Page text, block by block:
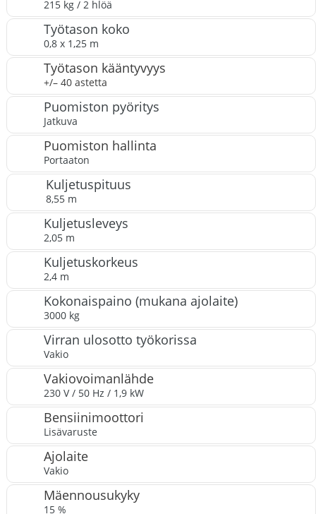
215 kg / 2 hlöä
Työtason koko
0,8 x 1,25 m
Työtason kääntyvyys
+/– 40 astetta
Puomiston pyöritys
Jatkuva
Puomiston hallinta
Portaaton
Kuljetuspituus
8,55 m
Kuljetusleveys
2,05 m
Kuljetuskorkeus
2,4 m
Kokonaispaino (mukana ajolaite)
3000 kg
Virran ulosotto työkorissa
Vakio
Vakiovoimanlähde
230 V / 50 Hz / 1,9 kW
Bensiinimoottori
Lisävaruste
Ajolaite
Vakio
Mäennousukyky
15 %